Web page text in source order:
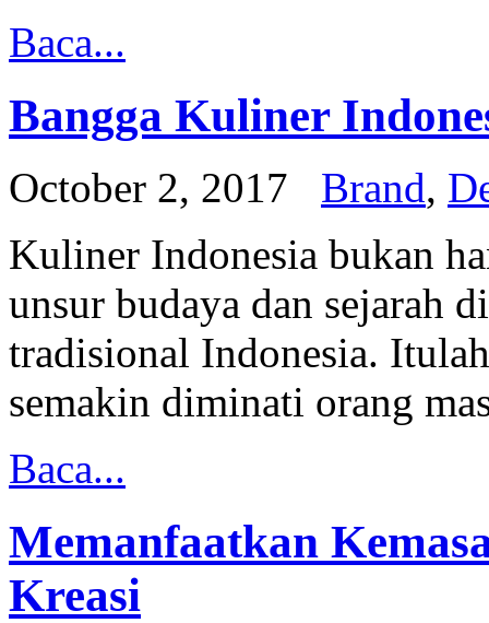
Baca...
Bangga Kuliner
October 2, 2017 Brand,
Kuliner Indonesia bukan
unsur budaya dan sejarah
tradisional Indonesia.
semakin diminati orang
Baca...
Memanfaatkan
Kreasi